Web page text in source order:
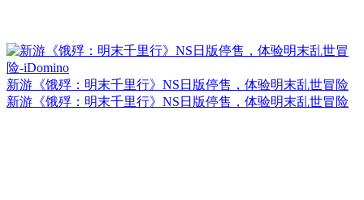
新游《饿殍：明末千里行》NS日版停售，体验明末乱世冒险
新游《饿殍：明末千里行》NS日版停售，体验明末乱世冒险